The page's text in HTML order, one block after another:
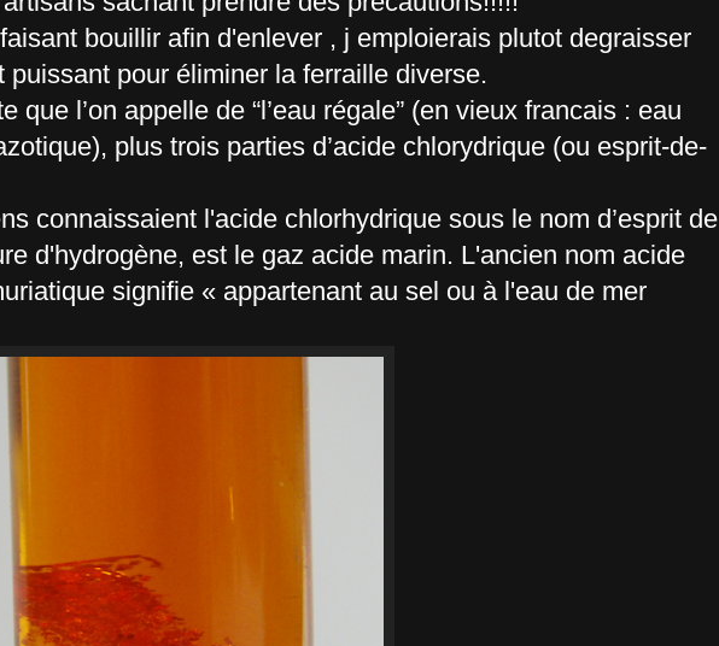
bouillir afin d'enlever , j emploierais plutot degraisser
pour éliminer la ferraille diverse.
l’on appelle de “l’eau régale” (en vieux francais : eau
plus trois parties d’acide chlorydrique (ou esprit-de-
connaissaient l'acide chlorhydrique sous le nom d’esprit de
d'hydrogène, est le gaz acide marin. L'ancien nom acide
signifie « appartenant au sel ou à l'eau de mer